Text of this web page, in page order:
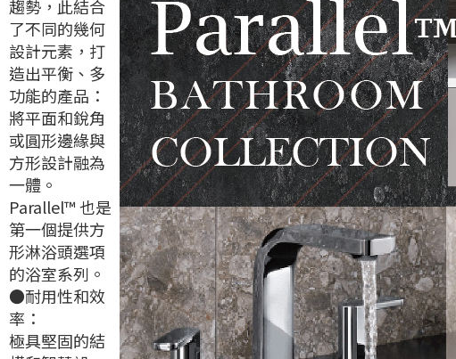
趨勢，此結合
了不同的幾何
設計元素，打
造出平衡、多
功能的產品：
將平面和銳角
或圓形邊緣與
方形設計融為
一體。
Parallel™ 也是
第一個提供方
形淋浴頭選項
的浴室系列。
●耐用性和效
率：
極具堅固的結